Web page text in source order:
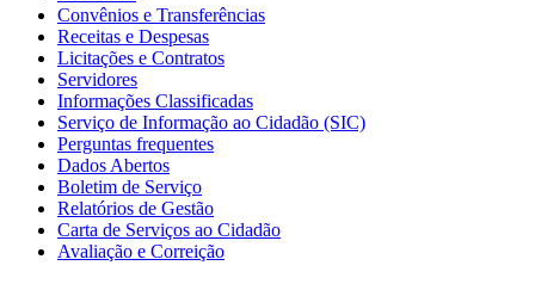
Convênios e Transferências
Receitas e Despesas
Licitações e Contratos
Servidores
Informações Classificadas
Serviço de Informação ao Cidadão (SIC)
Perguntas frequentes
Dados Abertos
Boletim de Serviço
Relatórios de Gestão
Carta de Serviços ao Cidadão
Avaliação e Correição